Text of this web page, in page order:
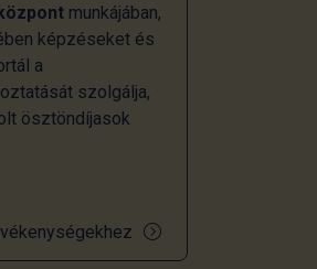
munkájában,
képzéseket és
a
szolgálja,
ösztöndíjasok